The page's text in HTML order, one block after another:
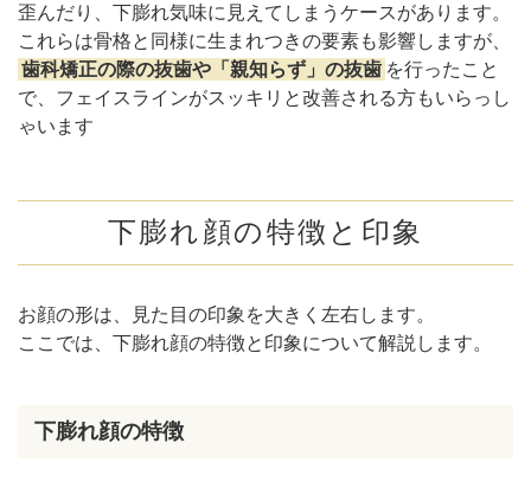
歪んだり、下膨れ気味に見えてしまうケースがあります。
これらは骨格と同様に生まれつきの要素も影響しますが、
歯科矯正の際の抜歯や「親知らず」の抜歯 を行ったこと
で、フェイスラインがスッキリと改善される方もいらっし
ゃいます
下膨れ顔の特徴と印象
お顔の形は、見た目の印象を大きく左右します。
ここでは、下膨れ顔の特徴と印象について解説します。
下膨れ顔の特徴